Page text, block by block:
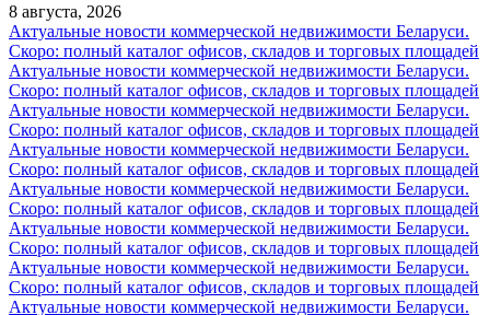
8 августа, 2026
Актуальные новости коммерческой недвижимости Беларуси.
Скоро: полный каталог офисов, складов и торговых площадей
Актуальные новости коммерческой недвижимости Беларуси.
Скоро: полный каталог офисов, складов и торговых площадей
Актуальные новости коммерческой недвижимости Беларуси.
Скоро: полный каталог офисов, складов и торговых площадей
Актуальные новости коммерческой недвижимости Беларуси.
Скоро: полный каталог офисов, складов и торговых площадей
Актуальные новости коммерческой недвижимости Беларуси.
Скоро: полный каталог офисов, складов и торговых площадей
Актуальные новости коммерческой недвижимости Беларуси.
Скоро: полный каталог офисов, складов и торговых площадей
Актуальные новости коммерческой недвижимости Беларуси.
Скоро: полный каталог офисов, складов и торговых площадей
Актуальные новости коммерческой недвижимости Беларуси.